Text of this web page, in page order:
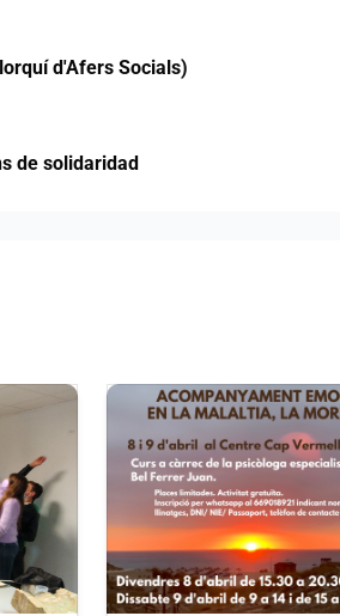
d'Afers Socials)
de solidaridad